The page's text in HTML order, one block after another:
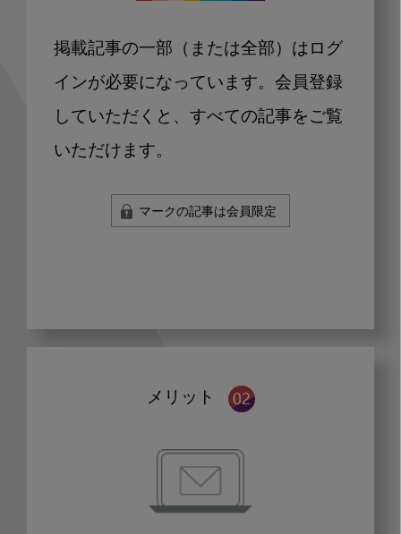
掲載記事の一部（または全部）はログ
インが必要になっています。会員登録
していただくと、すべての記事をご覧
いただけます。
マークの記事は会員限定
メリット